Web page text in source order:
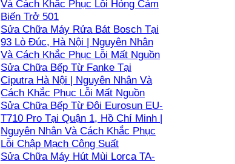
Và Cách Khắc Phục Lỗi Hỏng Cảm
Biến Trở 501
Sửa Chữa Máy Rửa Bát Bosch Tại
93 Lò Đúc, Hà Nội | Nguyên Nhân
Và Cách Khắc Phục Lỗi Mất Nguồn
Sửa Chữa Bếp Từ Fanke Tại
Ciputra Hà Nội | Nguyên Nhân Và
Cách Khắc Phục Lỗi Mất Nguồn
Sửa Chữa Bếp Từ Đôi Eurosun EU-
T710 Pro Tại Quận 1, Hồ Chí Minh |
Nguyên Nhân Và Cách Khắc Phục
Lỗi Chập Mạch Công Suất
Sửa Chữa Máy Hút Mùi Lorca TA-